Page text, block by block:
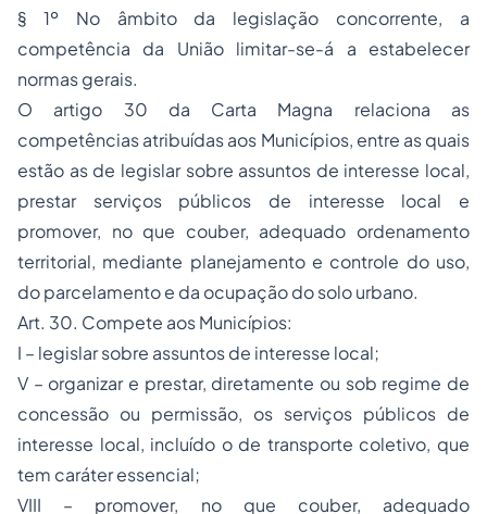
§ 1º No âmbito da legislação concorrente, a
competência da União limitar-se-á a estabelecer
normas gerais.
O artigo 30 da Carta Magna relaciona as
competências atribuídas aos Municípios, entre as quais
estão as de legislar sobre assuntos de interesse local,
prestar serviços públicos de interesse local e
promover, no que couber, adequado ordenamento
territorial, mediante planejamento e controle do uso,
do parcelamento e da ocupação do solo urbano.
Art. 30. Compete aos Municípios:
I – legislar sobre assuntos de interesse local;
V – organizar e prestar, diretamente ou sob regime de
concessão ou permissão, os serviços públicos de
interesse local, incluído o de transporte coletivo, que
tem caráter essencial;
VIII – promover, no que couber, adequado